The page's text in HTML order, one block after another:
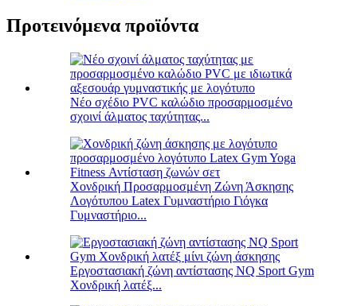
Προτεινόμενα προϊόντα
Νέο σχέδιο PVC καλώδιο προσαρμοσμένο
σχοινί άλματος ταχύτητας...
Χονδρική Προσαρμοσμένη Ζώνη Άσκησης
Λογότυπου Latex Γυμναστήριο Γιόγκα
Γυμναστήριο...
Εργοστασιακή ζώνη αντίστασης NQ Sport Gym
Χονδρική λατέξ...